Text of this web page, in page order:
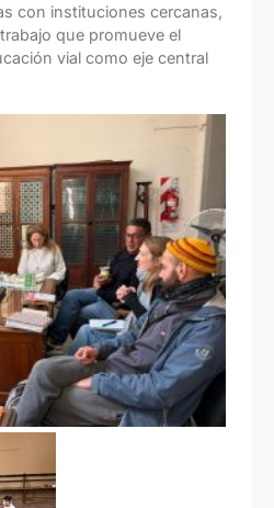
con instituciones cercanas,
que promueve el
vial como eje central